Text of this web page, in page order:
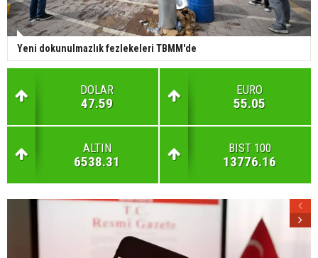
Yeni dokunulmazlık fezlekeleri TBMM'de
DOLAR
47.59
EURO
55.05
ALTIN
6538.31
BIST 100
13776.16